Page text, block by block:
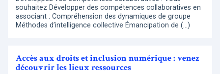
souhaitez Développer des compétences collaboratives en
associant : Compréhension des dynamiques de groupe
Méthodes d’intelligence collective Émancipation de (…)
Accès aux droits et inclusion numérique : venez
découvrir les lieux ressources